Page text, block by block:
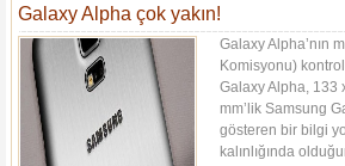
Galaxy Alpha çok yakın!
Galaxy Alpha’nın
Komisyonu)
Galaxy Alpha, 133
mm’lik Samsung
gösteren bir bilgi
kalınlığında